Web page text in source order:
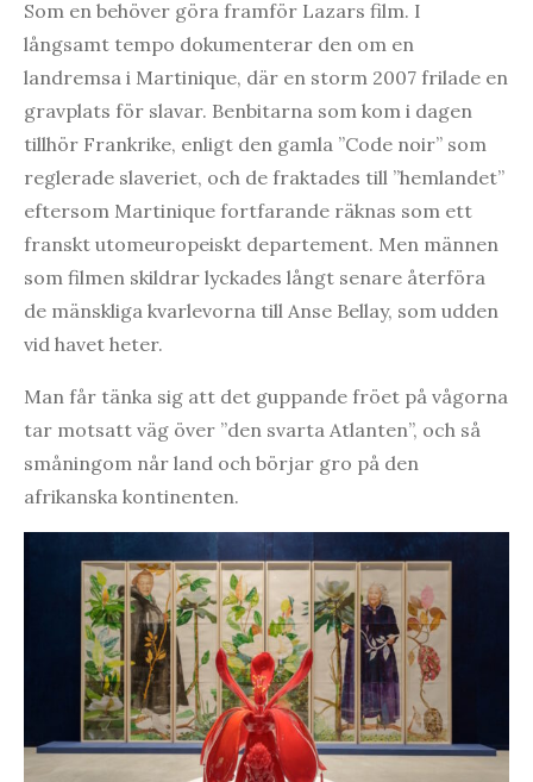
Som en behöver göra framför Lazars film. I
långsamt tempo dokumenterar den om en
landremsa i Martinique, där en storm 2007 frilade en
gravplats för slavar. Benbitarna som kom i dagen
tillhör Frankrike, enligt den gamla ”Code noir” som
reglerade slaveriet, och de fraktades till ”hemlandet”
eftersom Martinique fortfarande räknas som ett
franskt utomeuropeiskt departement. Men männen
som filmen skildrar lyckades långt senare återföra
de mänskliga kvarlevorna till Anse Bellay, som udden
vid havet heter.
Man får tänka sig att det guppande fröet på vågorna
tar motsatt väg över ”den svarta Atlanten”, och så
småningom når land och börjar gro på den
afrikanska kontinenten.